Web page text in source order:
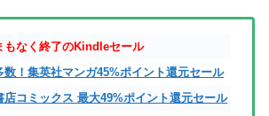
もなく終了のKindleセール
数！集英社マンガ45%ポイント還元セール
店コミックス 最大49%ポイント還元セール